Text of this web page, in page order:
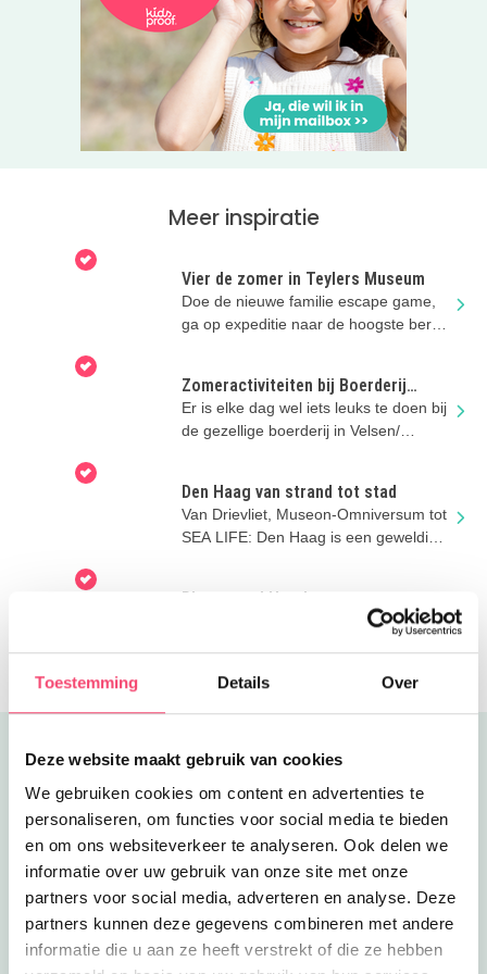
Toestemming Details Over
Deze website maakt gebruik van cookies
We gebruiken cookies om content en advertenties te
personaliseren, om functies voor social media te bieden
en om ons websiteverkeer te analyseren. Ook delen we
informatie over uw gebruik van onze site met onze
partners voor social media, adverteren en analyse. Deze
partners kunnen deze gegevens combineren met andere
informatie die u aan ze heeft verstrekt of die ze hebben
Meer inspiratie
Vier de zomer in Teylers Museum
Doe de nieuwe familie escape game,
ga op expeditie naar de hoogste berg,
Zomeractiviteiten bij Boerderij
Zorgvrij
Er is elke dag wel iets leuks te doen bij
de gezellige boerderij in Velsen/
Den Haag van strand tot stad
Van Drievliet, Museon-Omniversum tot
SEA LIFE: Den Haag is een geweldige
Playground Haarlem
Heerlijk uitdagend spelen in deze
bijzondere speeltuin in de Haarlemse
Uitgelicht